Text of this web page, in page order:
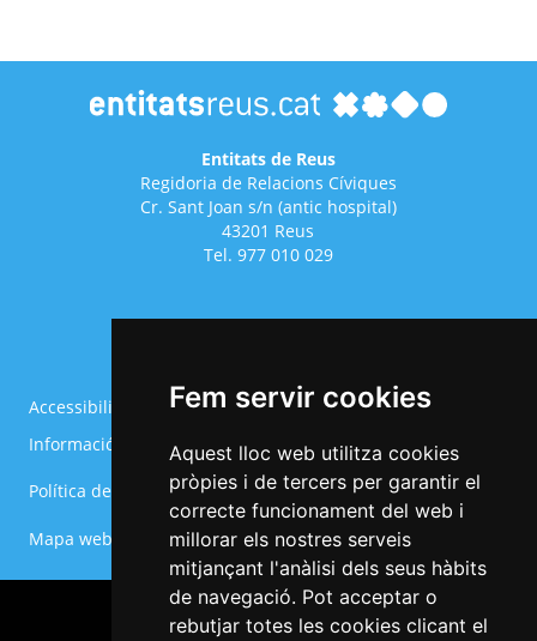
Fem servir cookies
Aquest lloc web utilitza cookies
pròpies i de tercers per garantir el
correcte funcionament del web i
millorar els nostres serveis
mitjançant l'anàlisi dels seus hàbits
de navegació. Pot acceptar o
rebutjar totes les cookies clicant el
Entitats de Reus
Regidoria de Relacions Cíviques
Cr. Sant Joan s/n (antic hospital)
43201 Reus
Tel. 977 010 029
del
Accessibilitat
Avís legal
Informació Bàsica RGPD
Política de cookies
Política de privacitat
Configurar cookies
Mapa web